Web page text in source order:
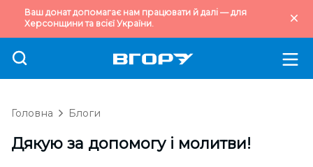
Ваш донат допомагає нам працювати й далі — для
Херсонщини та всієї України.
Головна Блоги
Дякую за допомогу і молитви!